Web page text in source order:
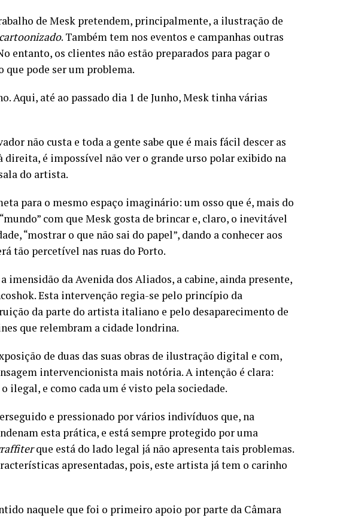
de Mesk pretendem, principalmente, a ilustração de
cartoonizado. Também tem nos eventos e campanhas outras
entanto, os clientes não estão preparados para pagar o
pode ser um problema.
Aqui, até ao passado dia 1 de Junho, Mesk tinha várias
não custa e toda a gente sabe que é mais fácil descer as
direita, é impossível não ver o grande urso polar exibido na
do artista.
para o mesmo espaço imaginário: um osso que é, mais do
com que Mesk gosta de brincar e, claro, o inevitável
“mostrar o que não sai do papel”, dando a conhecer aos
tão percetível nas ruas do Porto.
imensidão da Avenida dos Aliados, a cabine, ainda presente,
Esta intervenção regia-se pelo princípio da
da parte do artista italiano e pelo desaparecimento de
que relembram a cidade londrina.
de duas das suas obras de ilustração digital e com,
intervencionista mais notória. A intenção é clara:
ilegal, e como cada um é visto pela sociedade.
e pressionado por vários indivíduos que, na
esta prática, e está sempre protegido por uma
que está do lado legal já não apresenta tais problemas.
apresentadas, pois, este artista já tem o carinho
naquele que foi o primeiro apoio por parte da Câmara